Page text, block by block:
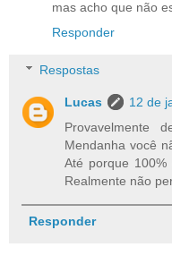
mas acho que não
Responder
Respostas
Lucas
12 de
Provavelmente
Mendanha você
Até porque
Realmente não
Responder